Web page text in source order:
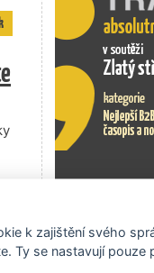
Exportní
k zajištění svého
Ty se nastavují pouze